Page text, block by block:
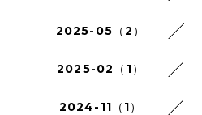
2025-05（2）
2025-02（1）
2024-11（1）